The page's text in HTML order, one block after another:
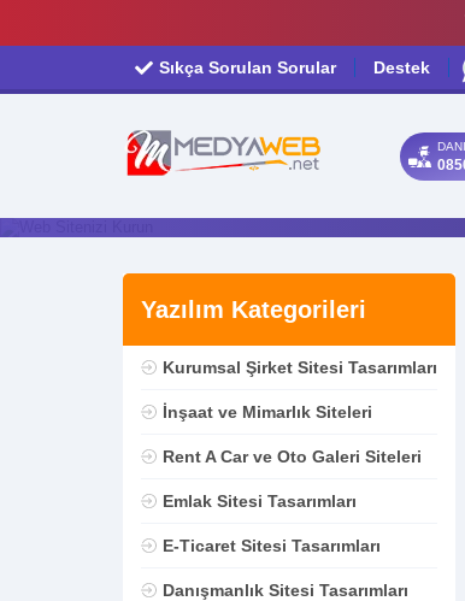
Sıkça Sorulan Sorular Destek
Yazılım Kategorileri
Kurumsal Şirket Sitesi Tasarımları
İnşaat ve Mimarlık Siteleri
Rent A Car ve Oto Galeri Siteleri
Emlak Sitesi Tasarımları
E-Ticaret Sitesi Tasarımları
Danışmanlık Sitesi Tasarımları